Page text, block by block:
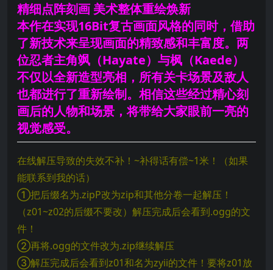
精细点阵刻画 美术整体重绘焕新
本作在实现16Bit复古画面风格的同时，借助
了新技术来呈现画面的精致感和丰富度。两
位忍者主角飒（Hayate）与枫（Kaede）
不仅以全新造型亮相，所有关卡场景及敌人
也都进行了重新绘制。相信这些经过精心刻
画后的人物和场景，将带给大家眼前一亮的
视觉感受。
在线解压导致的失效不补！~补得话有偿~1米！（如果
能联系到我的话）
①把后缀名为.zipP改为zip和其他分卷一起解压！
（z01~z02的后缀不要改）解压完成后会看到.ogg的文
件！
②再将.ogg的文件改为.zip继续解压
③解压完成后会看到z01和名为zyii的文件！要将z01放